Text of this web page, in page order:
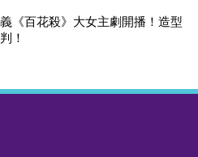
《百花殺》大女主劇開播！造型
！